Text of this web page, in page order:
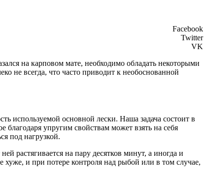
Facebook
Twitter
VK
на карповом мате, необходимо обладать некоторыми
не всегда, что часто приводит к необоснованной
используемой основной лески. Наша задача состоит в
упругим свойствам может взять на себя
под нагрузкой.
растягивается на пару десятков минут, а иногда и
хуже, и при потере контроля над рыбой или в том случае,